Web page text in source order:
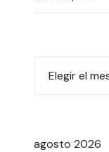
agosto 2026